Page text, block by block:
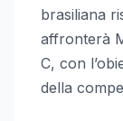
brasiliana
affronterà
C, con
della